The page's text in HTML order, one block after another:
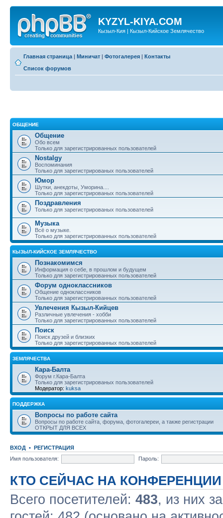
KYZYL-KIYA.COM
Кызыл-Кия | Кызыл-Кийское Землячество
Главная страница | Миничат | Фотогалерея | Контакты
Список форумов
ОБЩЕНИЕ
Общение
Обо всем
Только для зарегистрированных пользователей
Nostalgy
Воспоминания
Только для зарегистрированых пользователей
Юмор
Шутки, анекдоты, Уморина....
Только для зарегистрированых пользователей
Поздравления
Только для зарегистрированых пользователей
Музыка
Всё о музыке.
Только для зарегистрированных пользователей
КЫЗЫЛ-КИЙСКОЕ ЗЕМЛЯЧЕСТВО
Познакомимся
Информация о себе, в прошлом и будущем
Только для зарегистрированных пользователей
Форум одноклассников
Общение одноклассников
Только для зарегистрированных пользователей
Увлечения Кызыл-Кийцев
Различные увлечения - хобби
Только для зарегистрированных пользователей
Поиск
Поиск друзей и близких
Только для зарегистрированных пользователей
ЗЕМЛЯЧЕСТВА
Кара-Балта
Форум г.Кара-Балта
Только для зарегистрированых пользователей
Модератор: kuksa
ПОДДЕРЖКА
Вопросы по работе сайта
Вопросы по работе сайта, форума, фотогалереи, а также регистрации
ОТКРЫТ ДЛЯ ВСЕХ
ВХОД • РЕГИСТРАЦИЯ
Имя пользователя:
Пароль:
КТО СЕЙЧАС НА КОНФЕРЕНЦИИ
Всего посетителей: 483, из них